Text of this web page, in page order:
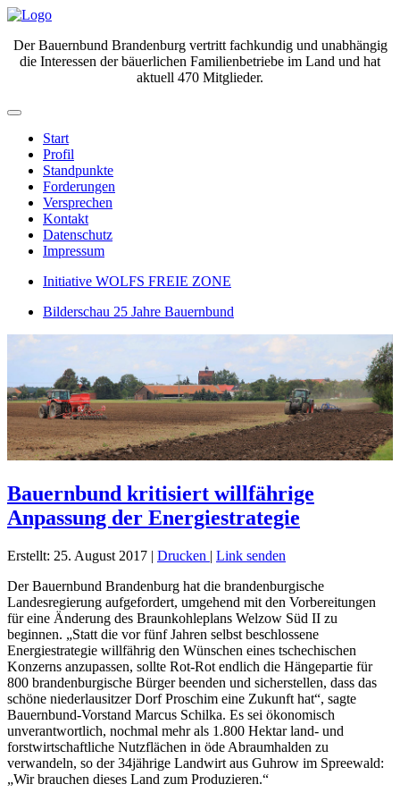
Der Bauernbund Brandenburg vertritt fachkundig und unabhängig
die Interessen der bäuerlichen Familienbetriebe im Land und hat
aktuell 470 Mitglieder.
Start
Profil
Standpunkte
Forderungen
Versprechen
Kontakt
Datenschutz
Impressum
Initiative WOLFS FREIE ZONE
Bilderschau 25 Jahre Bauernbund
Bauernbund kritisiert willfährige
Anpassung der Energiestrategie
Erstellt: 25. August 2017 | Drucken | Link senden
Der Bauernbund Brandenburg hat die brandenburgische
Landesregierung aufgefordert, umgehend mit den Vorbereitungen
für eine Änderung des Braunkohleplans Welzow Süd II zu
beginnen. „Statt die vor fünf Jahren selbst beschlossene
Energiestrategie willfährig den Wünschen eines tschechischen
Konzerns anzupassen, sollte Rot-Rot endlich die Hängepartie für
800 brandenburgische Bürger beenden und sicherstellen, dass das
schöne niederlausitzer Dorf Proschim eine Zukunft hat“, sagte
Bauernbund-Vorstand Marcus Schilka. Es sei ökonomisch
unverantwortlich, nochmal mehr als 1.800 Hektar land- und
forstwirtschaftliche Nutzflächen in öde Abraumhalden zu
verwandeln, so der 34jährige Landwirt aus Guhrow im Spreewald:
„Wir brauchen dieses Land zum Produzieren.“